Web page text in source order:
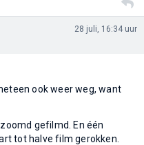
28 juli, 16:34 uur
ook weer weg, want
gefilmd. En één
tot halve film gerokken.